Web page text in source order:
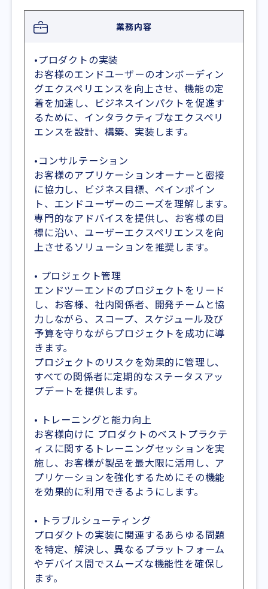
業務内容
•プロダクトの実装
お客様のエンドユーザーのオンボーディン
グエクスペリエンスを向上させ、機能の定
着を加速し、ビジネスインパクトを促進す
るために、インタラクティブなエクスペリ
エンスを設計、構築、実装します。
•コンサルテーション
お客様のアプリケーションオーナーと密接
に協力し、ビジネス目標、ペインポイン
ト、エンドユーザーのニーズを理解します。
専門的なアドバイスを提供し、お客様の目
標に沿い、ユーザーエクスペリエンスを向
上させるソリューションを推奨します。
• プロジェクト管理
エンドツーエンドのプロジェクトをリード
し、お客様、社内関係者、開発チームと協
力しながら、スコープ、スケジュール及び
予算を守りながらプロジェクトを成功に導
きます。
プロジェクトのリスクを効果的に管理し、
すべての関係者に定期的なステータスアッ
プデートを提供します。
• トレーニングと能力向上
お客様向けに プロダクトのベストプラクテ
ィスに関するトレーニングセッションを実
施し、お客様が製品を最大限に活用し、ア
プリケーションを強化するためにその機能
を効果的に利用できるようにします。
• トラブルシューティング
プロダクトの実装に関連するあらゆる問題
を特定、解決し、異なるプラットフォーム
やデバイス間でスムーズな機能性を確保し
ます。